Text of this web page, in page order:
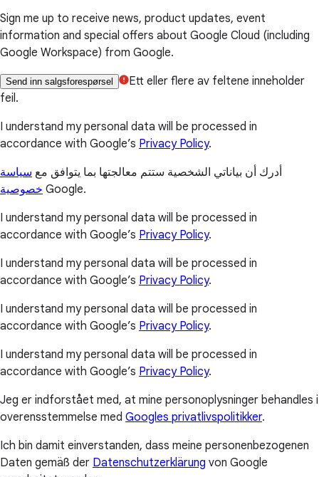
Sign me up to receive news, product updates, event
information and special offers about Google Cloud (including
Google Workspace) from Google.
Send inn salgsforespørsel
Ett eller flere av feltene inneholder
feil.
I understand my personal data will be processed in
accordance with Google’s Privacy Policy.
أدرك أن بياناتي الشخصية ستتم معالجتها بما يتوافق مع سياسة
خصوصية Google.
I understand my personal data will be processed in
accordance with Google’s Privacy Policy.
I understand my personal data will be processed in
accordance with Google’s Privacy Policy.
I understand my personal data will be processed in
accordance with Google’s Privacy Policy.
I understand my personal data will be processed in
accordance with Google’s Privacy Policy.
Jeg er indforstået med, at mine personoplysninger behandles i
overensstemmelse med Googles privatlivspolitikker.
Ich bin damit einverstanden, dass meine personenbezogenen
Daten gemäß der Datenschutzerklärung von Google